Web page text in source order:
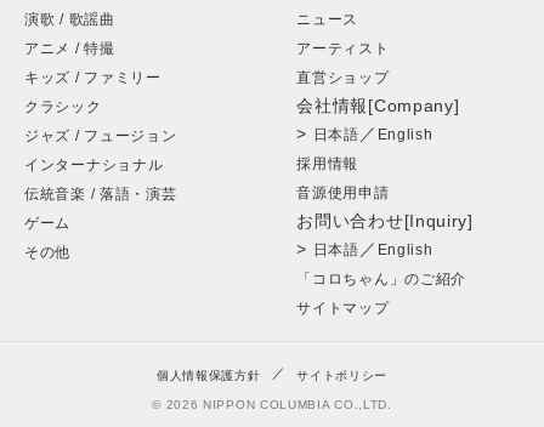
演歌 / 歌謡曲
アニメ / 特撮
キッズ / ファミリー
クラシック
ジャズ / フュージョン
インターナショナル
伝統音楽 / 落語・演芸
ゲーム
その他
ニュース
アーティスト
直営ショップ
会社情報[Company]
> 日本語 ／ English
採用情報
音源使用申請
お問い合わせ[Inquiry]
> 日本語 ／ English
「コロちゃん」のご紹介
サイトマップ
個人情報保護方針 サイトポリシー
© 2026 NIPPON COLUMBIA CO.,LTD.